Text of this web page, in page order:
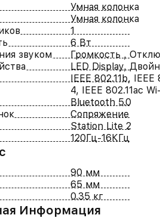
Умная колонка
Умная колонка
1
6 Вт
звуком
Громкость ,
LED Display,
IEEE 802.11b, IEEE
4, IEEE 802.11ac
Bluetooth 5.0
Сопряжение
Station Lite 2
120Гц-16КГц
90 мм
65 мм
0.35 кг
Информация